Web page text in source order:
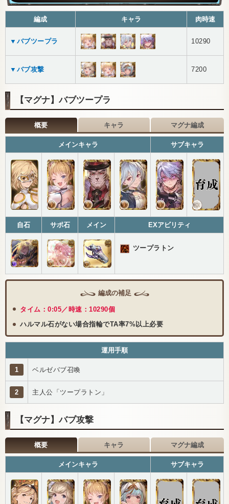
編成 キャラ 肉時速
▼バブツープラ 10290
▼バブ攻撃 7200
【マグナ】バブツープラ
概要 キャラ マグナ編成
メインキャラ サブキャラ
自石 サポ石 メイン EXアビリティ
ツープラトン
編成の補足
タイム：0:05／時速：10290個
ハルマル石がない場合指輪でTA率7%以上必要
運用手順
1 ベルゼバブ召喚
2 主人公「ツープラトン」
【マグナ】バブ攻撃
概要 キャラ マグナ編成
メインキャラ サブキャラ